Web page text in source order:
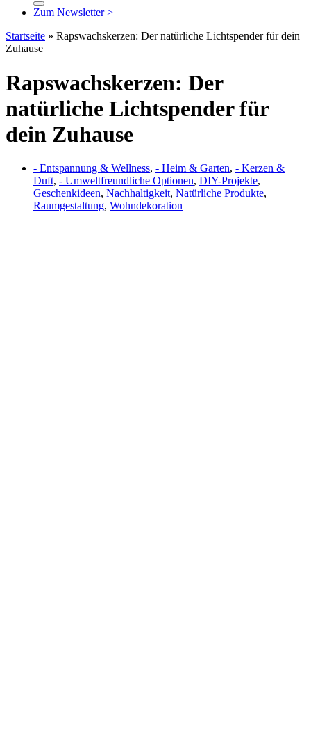
Zum Newsletter >
Startseite » Rapswachskerzen: Der natürliche Lichtspender für dein
Zuhause
Rapswachskerzen: Der
natürliche Lichtspender für
dein Zuhause
- Entspannung & Wellness, - Heim & Garten, - Kerzen &
Duft, - Umweltfreundliche Optionen, DIY-Projekte,
Geschenkideen, Nachhaltigkeit, Natürliche Produkte,
Raumgestaltung, Wohndekoration